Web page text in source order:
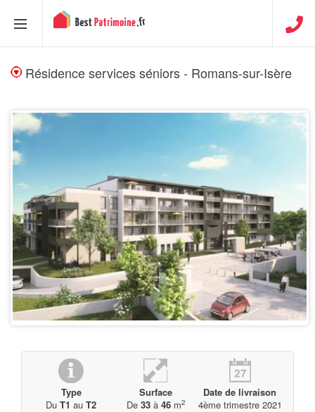
Résidence services séniors - Romans-sur-Isère
Type
Du T1 au T2
Surface
De 33à 46m2
Date de livraison
4ème trimestre 2021